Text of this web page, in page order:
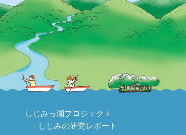
しじみっ湖プロジェクト
しじみの研究レポート